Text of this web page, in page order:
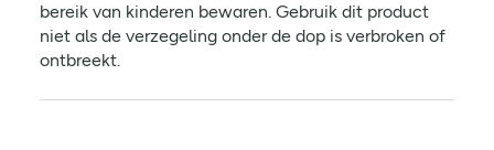
bereik van kinderen bewaren. Gebruik dit product
niet als de verzegeling onder de dop is verbroken of
ontbreekt.